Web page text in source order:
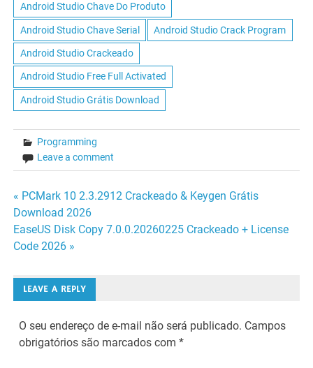
Android Studio Chave Do Produto
Android Studio Chave Serial Android Studio Crack Program
Android Studio Crackeado
Android Studio Free Full Activated
Android Studio Grátis Download
Programming
Leave a comment
Navegação
de
Post
« PCMark 10 2.3.2912 Crackeado & Keygen Grátis
Download 2026
EaseUS Disk Copy 7.0.0.20260225 Crackeado + License
Code 2026 »
LEAVE A REPLY
O seu endereço de e-mail não será publicado. Campos
obrigatórios são marcados com*